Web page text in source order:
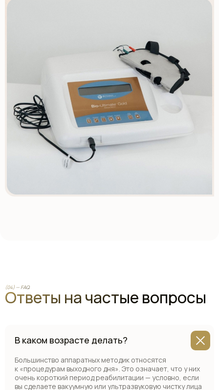
(04) — FAQ
Ответы на частые вопросы
В каком возрасте делать?
Большинство аппаратных методик относятся
к «процедурам выходного дня». Это означает, что у них
очень короткий период реабилитации — условно, если
вы сделаете вакуумную или ультразвуковую чистку лица